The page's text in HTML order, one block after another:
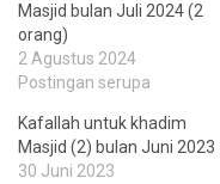
Masjid bulan Juli 2024 (2
orang)
2 Agustus 2024
Postingan serupa
Kafallah untuk khadim
Masjid (2) bulan Juni 2023
30 Juni 2023